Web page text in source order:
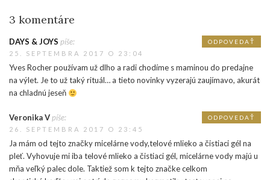
3 komentáre
DAYS & JOYS píše:
25. SEPTEMBRA 2017 O 23:04
Yves Rocher používam už dlho a radi chodíme s maminou do predajne
na výlet. Je to už taký rituál… a tieto novinky vyzerajú zaujímavo, akurát
na chladnú jeseň
ODPOVEDAŤ
Veronika Vpíše:
26. SEPTEMBRA 2017 O 23:45
Ja mám od tejto značky micelárne vody,telové mlieko a čistiaci gél na
pleť. Vyhovuje mi iba telové mlieko a čistiaci gél, micelárne vody majú u
mňa veľký palec dole. Taktiež som k tejto značke celkom
ODPOVEDAŤ